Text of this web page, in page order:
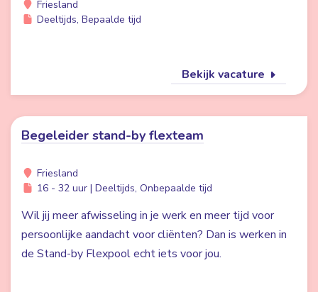
Friesland
Deeltijds, Bepaalde tijd
Bekijk vacature
Begeleider stand-by flexteam
Friesland
16 - 32 uur | Deeltijds, Onbepaalde tijd
Wil jij meer afwisseling in je werk en meer tijd voor
persoonlijke aandacht voor cliënten? Dan is werken in
de Stand-by Flexpool echt iets voor jou.